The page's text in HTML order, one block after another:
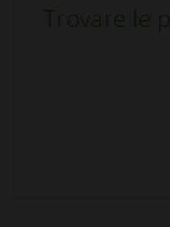
Trovare le